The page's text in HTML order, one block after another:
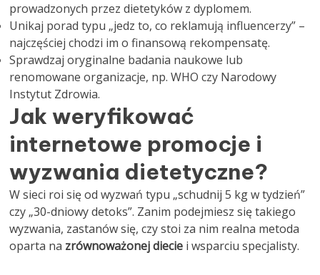
prowadzonych przez dietetyków z dyplomem.
Unikaj porad typu „jedz to, co reklamują influencerzy” –
najczęściej chodzi im o finansową rekompensatę.
Sprawdzaj oryginalne badania naukowe lub
renomowane organizacje, np. WHO czy Narodowy
Instytut Zdrowia.
Jak weryfikować
internetowe promocje i
wyzwania dietetyczne?
W sieci roi się od wyzwań typu „schudnij 5 kg w tydzień”
czy „30-dniowy detoks”. Zanim podejmiesz się takiego
wyzwania, zastanów się, czy stoi za nim realna metoda
oparta na zrównoważonej diecie i wsparciu specjalisty.